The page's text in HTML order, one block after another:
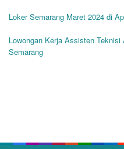
Loker Semarang Maret 2024 di
Lowongan Kerja Assisten
Semarang